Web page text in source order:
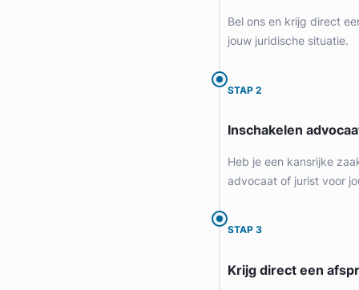
Bel ons en krijg direct
jouw juridische situatie.
STAP 2
Inschakelen
Heb je een kansrijke
advocaat of jurist voor
STAP 3
Krijg direct een